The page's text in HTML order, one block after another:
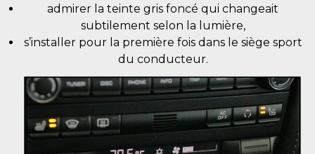
admirer la teinte gris foncé qui changeait
subtilement selon la lumière,
s’installer pour la première fois dans le siège sport
du conducteur.